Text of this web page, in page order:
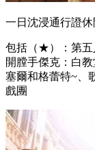
一日沈浸通行證休
包括（★）：第五
開膛手傑克：白
塞爾和格蕾特~、
戲團